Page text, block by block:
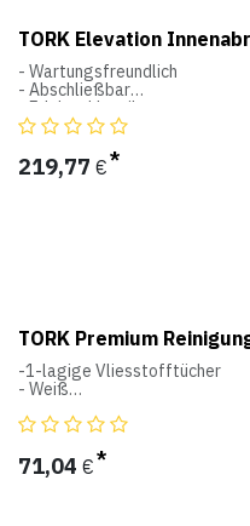
TORK Elevation
- Wartungsfreundlich
- Abschließbar
- Edelstahloptik
Innenabrollung
System
219,77 €
TORK Premium
-1-lagige Vliesstofftücher
- Weiß
Handy Box System
71,04 €